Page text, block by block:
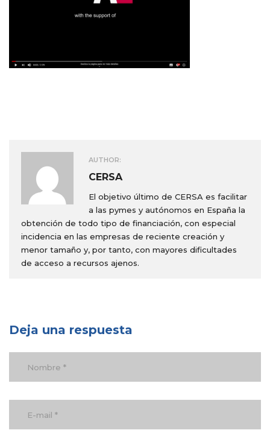
AUTHOR:
CERSA
El objetivo último de CERSA es facilitar
a las pymes y autónomos en España la
obtención de todo tipo de financiación, con especial
incidencia en las empresas de reciente creación y
menor tamaño y, por tanto, con mayores dificultades
de acceso a recursos ajenos.
Deja una respuesta